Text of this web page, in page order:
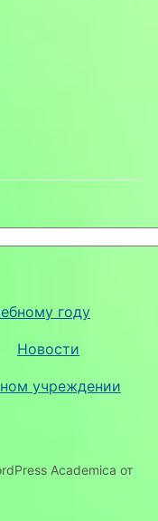
году
Новости
учреждении
Academica от